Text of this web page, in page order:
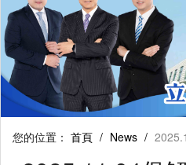
您的位置： 首頁 / News /